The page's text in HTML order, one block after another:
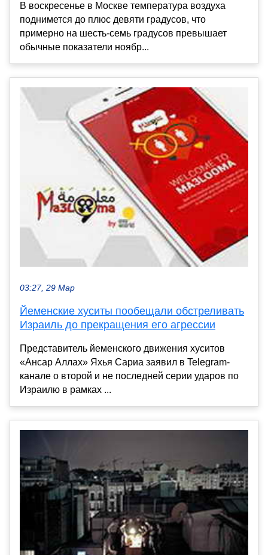
В воскресенье в Москве температура воздуха
поднимется до плюс девяти градусов, что
примерно на шесть-семь градусов превышает
обычные показатели ноябр...
03:27, 29 Мар
Йеменские хуситы пообещали обстреливать
Израиль до прекращения его агрессии
Представитель йеменского движения хуситов
«Ансар Аллах» Яхья Сариа заявил в Telegram-
канале о второй и не последней серии ударов по
Израилю в рамках ...